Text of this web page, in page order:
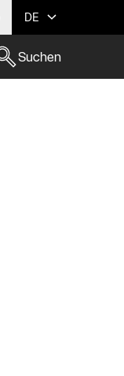
DE
Suchen